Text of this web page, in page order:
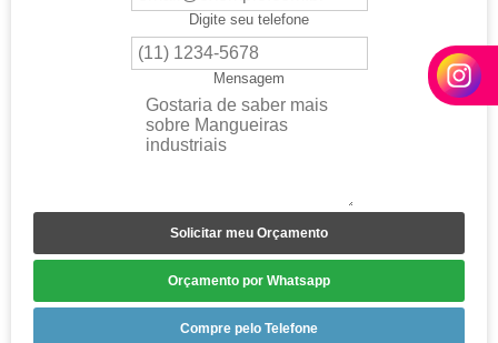
Digite seu telefone
Mensagem
Solicitar meu Orçamento
Orçamento por Whatsapp
Compre pelo Telefone